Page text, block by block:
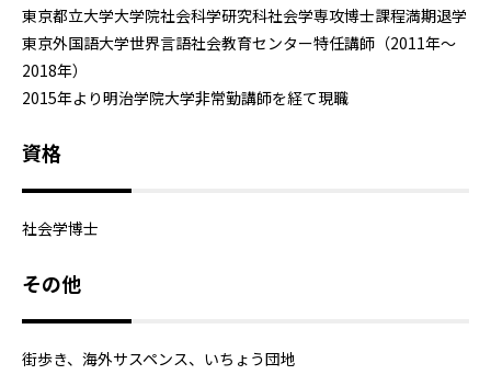
東京都立大学大学院社会科学研究科社会学専攻博士課程満期退学
東京外国語大学世界言語社会教育センター特任講師（2011年～
2018年）
2015年より明治学院大学非常勤講師を経て現職
資格
社会学博士
その他
街歩き、海外サスペンス、いちょう団地